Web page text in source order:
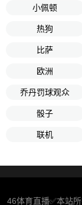
小佩顿
热狗
比萨
欧洲
乔丹罚球观众
骰子
联机
46体育直播✅本站